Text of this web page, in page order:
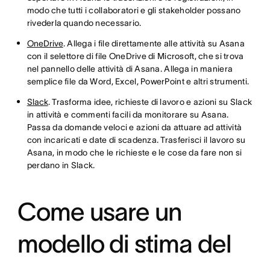
modo che tutti i collaboratori e gli stakeholder possano
rivederla quando necessario.
OneDrive. Allega i file direttamente alle attività su Asana
con il selettore di file OneDrive di Microsoft, che si trova
nel pannello delle attività di Asana. Allega in maniera
semplice file da Word, Excel, PowerPoint e altri strumenti.
Slack. Trasforma idee, richieste di lavoro e azioni su Slack
in attività e commenti facili da monitorare su Asana.
Passa da domande veloci e azioni da attuare ad attività
con incaricati e date di scadenza. Trasferisci il lavoro su
Asana, in modo che le richieste e le cose da fare non si
perdano in Slack.
Come usare un
modello di stima del